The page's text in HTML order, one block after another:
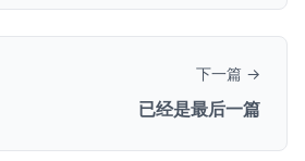
下一篇 →
已经是最后一篇